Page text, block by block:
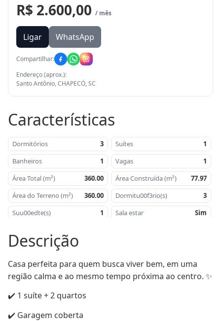
R$ 2.600,00 / mês
Ligar WhatsApp
Compartilhar:
Endereço (aprox.):
Santo Antônio, CHAPECÓ, SC
Características
Dormitórios 3 Suítes
1
Banheiros
1 Vagas
1
Área Total (m²)
360.00 Área Construída (m²)
77.97
Área do Terreno (m²)
360.00 Dormitu00f3rio(s)
3
Suu00edte(s)
1 Sala estar
Sim
Churrasqueira
u00c1rea
construu00edda -
Orientau00e7u00e3o Solar
Secchin
Descrição
Casa perfeita para quem busca viver bem, em uma
região calma e ao mesmo tempo próxima ao centro. ✨
✔️ 1 suíte + 2 quartos
✔️ Garagem coberta